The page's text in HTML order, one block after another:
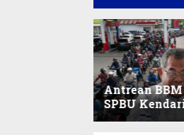
Antrean
SPBU
Sultra Duga